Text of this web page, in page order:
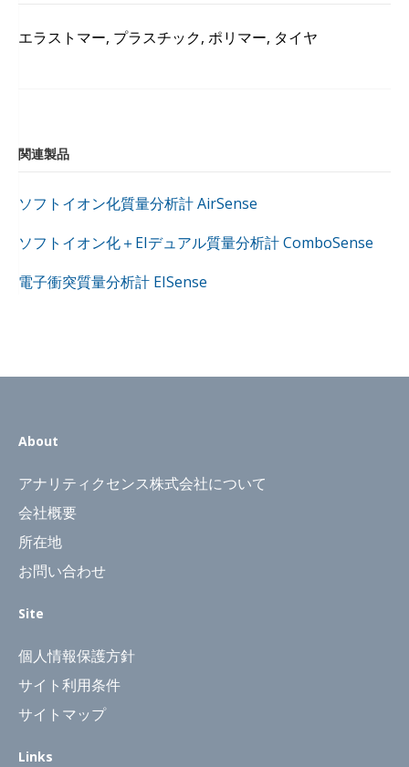
エラストマー, プラスチック, ポリマー, タイヤ
関連製品
ソフトイオン化質量分析計 AirSense
ソフトイオン化＋EIデュアル質量分析計 ComboSense
電子衝突質量分析計 EISense
About
アナリティクセンス株式会社について
会社概要
所在地
お問い合わせ
Site
個人情報保護方針
サイト利用条件
サイトマップ
Links